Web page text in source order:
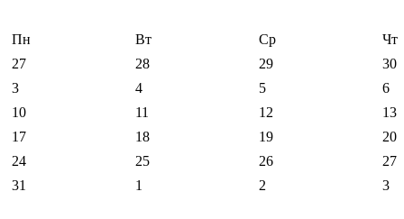
Пн Вт Ср
Чт
27
28 29
30
3
4 5
6
10
11 12
13
17
18 19
20
24
25 26
27
31
1 2 3